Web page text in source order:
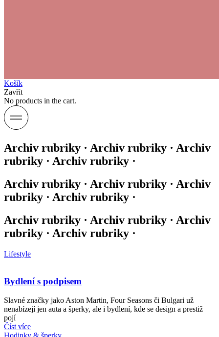
Košík
Zavřít
No products in the cart.
Archiv rubriky · Archiv rubriky · Archiv
rubriky · Archiv rubriky ·
Archiv rubriky · Archiv rubriky · Archiv
rubriky · Archiv rubriky ·
Archiv rubriky · Archiv rubriky · Archiv
rubriky · Archiv rubriky ·
Lifestyle
Bydlení s podpisem
Slavné značky jako Aston Martin, Four Seasons či Bulgari už
nenabízejí jen auta a šperky, ale i bydlení, kde se design a prestiž
pojí
Číst více
Hodinky & šperky